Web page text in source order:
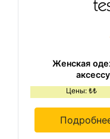
Женская
Цены: ₺₺